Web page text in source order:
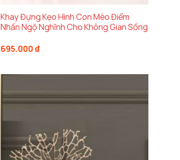
Khay Đựng Kẹo Hình Con Mèo Điểm
Nhấn Ngộ Nghĩnh Cho Không Gian Sống
695.000₫